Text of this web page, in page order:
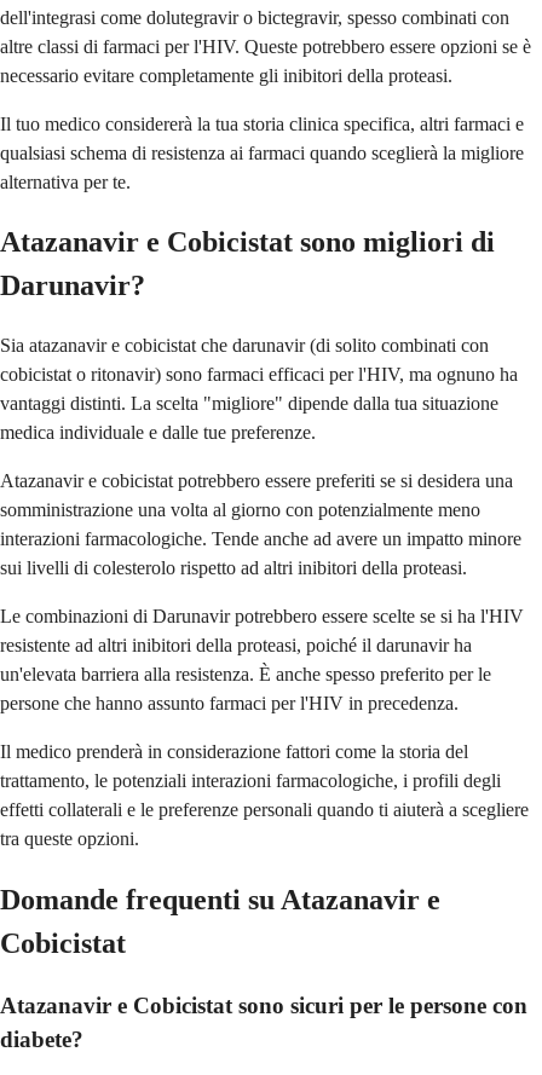
dell'integrasi come dolutegravir o bictegravir, spesso combinati con
altre classi di farmaci per l'HIV. Queste potrebbero essere opzioni se è
necessario evitare completamente gli inibitori della proteasi.
Il tuo medico considererà la tua storia clinica specifica, altri farmaci e
qualsiasi schema di resistenza ai farmaci quando sceglierà la migliore
alternativa per te.
Atazanavir e Cobicistat sono migliori di
Darunavir?
Sia atazanavir e cobicistat che darunavir (di solito combinati con
cobicistat o ritonavir) sono farmaci efficaci per l'HIV, ma ognuno ha
vantaggi distinti. La scelta "migliore" dipende dalla tua situazione
medica individuale e dalle tue preferenze.
Atazanavir e cobicistat potrebbero essere preferiti se si desidera una
somministrazione una volta al giorno con potenzialmente meno
interazioni farmacologiche. Tende anche ad avere un impatto minore
sui livelli di colesterolo rispetto ad altri inibitori della proteasi.
Le combinazioni di Darunavir potrebbero essere scelte se si ha l'HIV
resistente ad altri inibitori della proteasi, poiché il darunavir ha
un'elevata barriera alla resistenza. È anche spesso preferito per le
persone che hanno assunto farmaci per l'HIV in precedenza.
Il medico prenderà in considerazione fattori come la storia del
trattamento, le potenziali interazioni farmacologiche, i profili degli
effetti collaterali e le preferenze personali quando ti aiuterà a scegliere
tra queste opzioni.
Domande frequenti su Atazanavir e
Cobicistat
Atazanavir e Cobicistat sono sicuri per le persone con
diabete?